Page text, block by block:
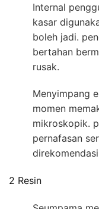
Internal
kasar
boleh jadi.
bertahan
rusak.
Menyimpang
momen
mikroskopik.
pernafasan
2 Resin